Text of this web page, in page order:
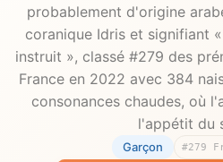
probablement d'origine
coranique Idris et signifiant
instruit », classé #279 des
France en 2022 avec 384
consonances chaudes, où
l'appétit du
Garçon #279